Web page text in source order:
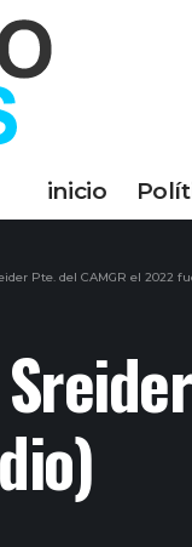
inicio
Pte. del CAMGR el 2022